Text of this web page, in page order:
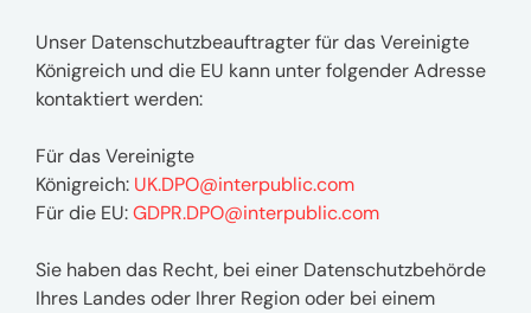
Unser Datenschutzbeauftragter für das Vereinigte
Königreich und die EU kann unter folgender Adresse
kontaktiert werden:
Für das Vereinigte
Königreich: UK.DPO@interpublic.com
Für die EU:GDPR.DPO@interpublic.com
Sie haben das Recht, bei einer Datenschutzbehörde
Ihres Landes oder Ihrer Region oder bei einem